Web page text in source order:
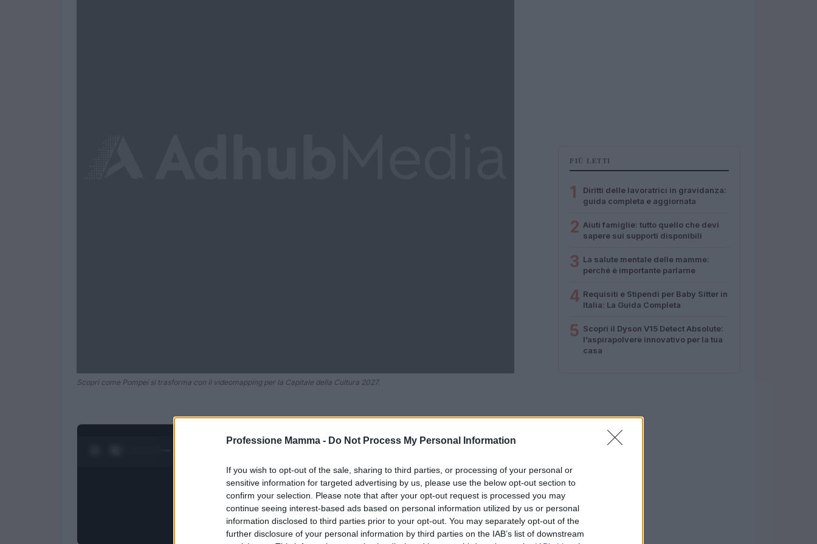
Professione Mamma - Do Not Process My Personal Information
If you wish to opt-out of the sale, sharing to third parties, or processing of your personal or
sensitive information for targeted advertising by us, please use the below opt-out section to
confirm your selection. Please note that after your opt-out request is processed you may
continue seeing interest-based ads based on personal information utilized by us or personal
information disclosed to third parties prior to your opt-out. You may separately opt-out of the
further disclosure of your personal information by third parties on the IAB’s list of downstream
Scopri come Pompei si trasforma con il videomapping per la Capitale della Cultura 2027.
PIÙ LETTI
1
Diritti delle lavoratrici in gravidanza:
guida completa e aggiornata
2 Aiuti famiglie: tutto quello che devi
sapere sui supporti disponibili
3 La salute mentale delle mamme:
perché è importante parlarne
4 Requisiti e Stipendi per Baby Sitter in
Italia: La Guida Completa
5 Scopri il Dyson V15 Detect Absolute:
l’aspirapolvere innovativo per la tua
casa